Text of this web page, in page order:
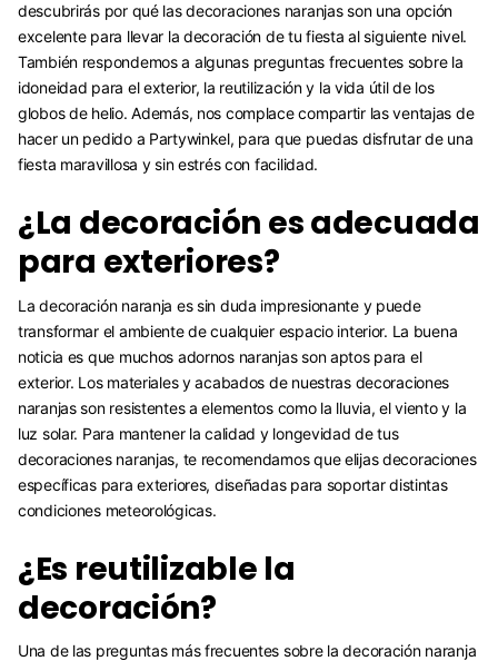
descubrirás por qué las decoraciones naranjas son una opción
excelente para llevar la decoración de tu fiesta al siguiente nivel.
También respondemos a algunas preguntas frecuentes sobre la
idoneidad para el exterior, la reutilización y la vida útil de los
globos de helio. Además, nos complace compartir las ventajas de
hacer un pedido a Partywinkel, para que puedas disfrutar de una
fiesta maravillosa y sin estrés con facilidad.
¿La decoración es adecuada
para exteriores?
La decoración naranja es sin duda impresionante y puede
transformar el ambiente de cualquier espacio interior. La buena
noticia es que muchos adornos naranjas son aptos para el
exterior. Los materiales y acabados de nuestras decoraciones
naranjas son resistentes a elementos como la lluvia, el viento y la
luz solar. Para mantener la calidad y longevidad de tus
decoraciones naranjas, te recomendamos que elijas decoraciones
específicas para exteriores, diseñadas para soportar distintas
condiciones meteorológicas.
¿Es reutilizable la
decoración?
Una de las preguntas más frecuentes sobre la decoración naranja